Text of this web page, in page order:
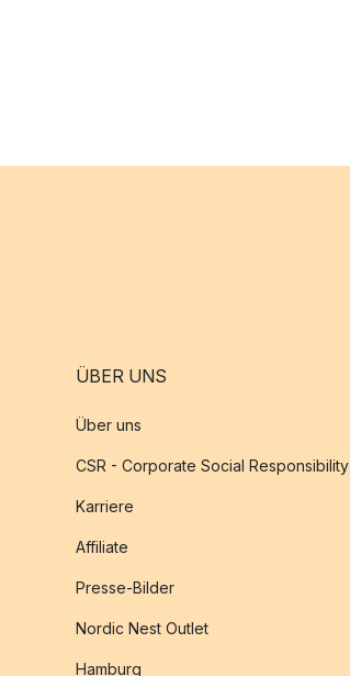
ÜBER UNS
Über uns
CSR - Corporate Social Responsibility
Karriere
Affiliate
Presse-Bilder
Nordic Nest Outlet
Hamburg